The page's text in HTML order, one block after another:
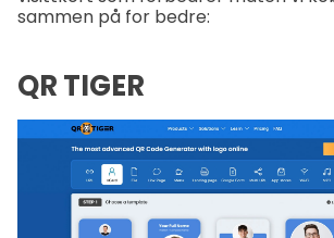
sammen på for bedre:
QR TIGER